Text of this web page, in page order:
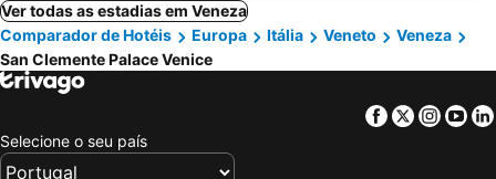
Ver todas as estadias em Veneza
Comparador de Hotéis
Europa Itália Veneto
Veneza
San Clemente Palace Venice
Facebook
Twitter
Selecione o seu país